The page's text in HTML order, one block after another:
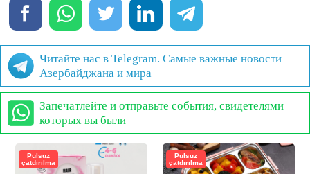
Читайте нас в Telegram. Самые важные новости
Азербайджана и мира
Запечатлейте и отправьте события, свидетелями
которых вы были